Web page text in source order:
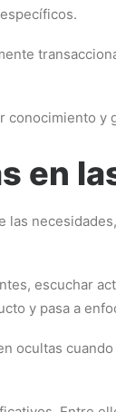
en
escuchar
y pasa a
ocultas